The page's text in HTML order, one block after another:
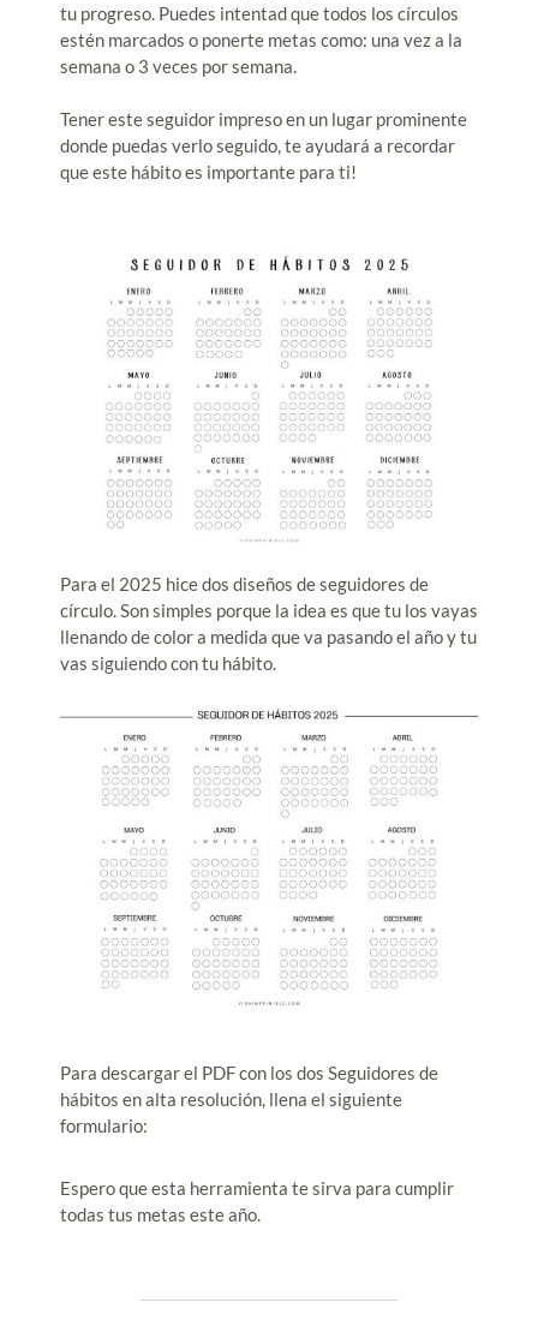
tu progreso. Puedes intentad que todos los círculos
estén marcados o ponerte metas como: una vez a la
semana o 3 veces por semana.
Tener este seguidor impreso en un lugar prominente
donde puedas verlo seguido, te ayudará a recordar
que este hábito es importante para ti!
Para el 2025 hice dos diseños de seguidores de
círculo. Son simples porque la idea es que tu los vayas
llenando de color a medida que va pasando el año y tu
vas siguiendo con tu hábito.
Para descargar el PDF con los dos Seguidores de
hábitos en alta resolución, llena el siguiente
formulario:
Espero que esta herramienta te sirva para cumplir
todas tus metas este año.